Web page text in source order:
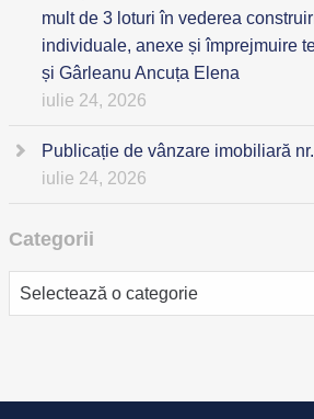
mult de 3 loturi în vederea
individuale, anexe și împrejmuire
și Gârleanu Ancuța Elena
iulie 24, 2026
Publicație de vânzare imobiliară
iulie 24, 2026
Categorii
Categorii